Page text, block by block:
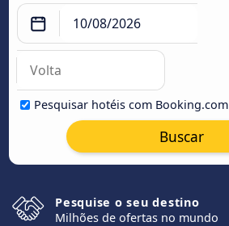
Pesquisar hotéis com Booking.com
Buscar
Pesquise o seu destino
Milhões de ofertas no mundo